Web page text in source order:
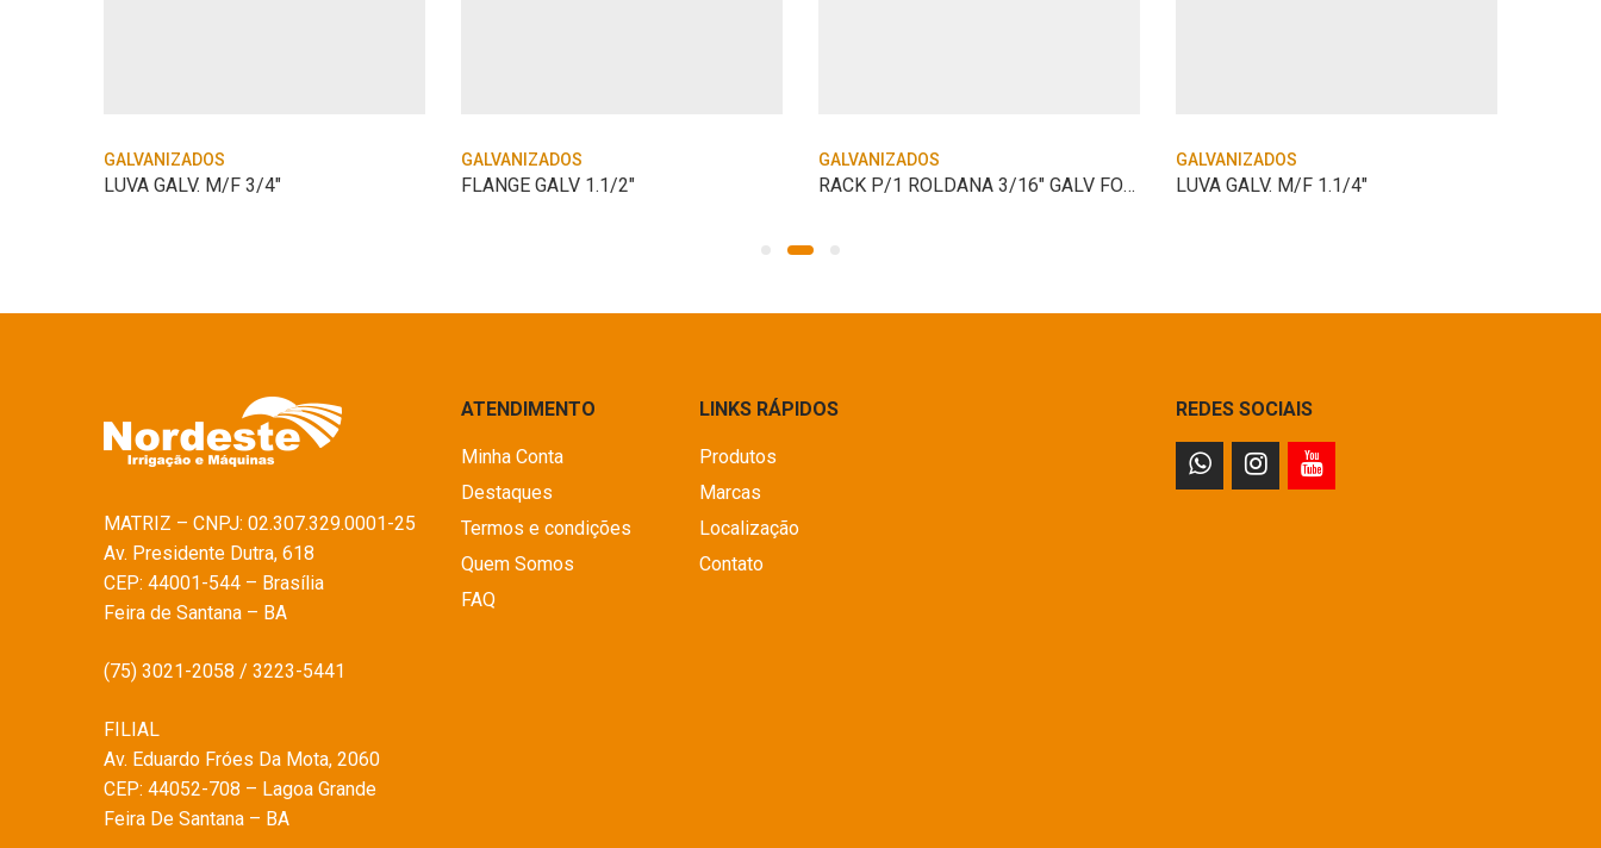
GALVANIZADOS
LUVA GALV. M/F 3/4″
GALVANIZADOS
FLANGE GALV 1.1/2″
GALVANIZADOS
RACK P/1 ROLDANA 3/16″ GALV FOGO
GALVANIZADOS
LUVA GALV. M/F 1.1/4″
MATRIZ – CNPJ: 02.307.329.0001-25
Av. Presidente Dutra, 618
CEP: 44001-544 – Brasília
Feira de Santana – BA
(75) 3021-2058 / 3223-5441
FILIAL
Av. Eduardo Fróes Da Mota, 2060
CEP: 44052-708 – Lagoa Grande
Feira De Santana – BA
ATENDIMENTO
Minha Conta
Destaques
Termos e condições
Quem Somos
FAQ
LINKS RÁPIDOS
Produtos
Marcas
Localização
Contato
REDES SOCIAIS